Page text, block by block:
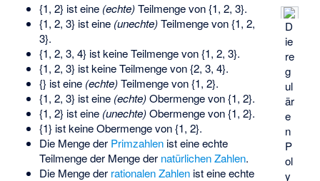
D
ie
re
g
ul
är
e
n
P
ol
y
{1, 2} ist eine (echte)Teilmenge von {1, 2, 3}.
{1, 2, 3} ist eine (unechte)Teilmenge von {1, 2,
3}.
{1, 2, 3, 4} ist keine Teilmenge von {1, 2, 3}.
{1, 2, 3} ist keine Teilmenge von {2, 3, 4}.
{} ist eine (echte)Teilmenge von {1, 2}.
{1, 2, 3} ist eine (echte)Obermenge von {1, 2}.
{1, 2} ist eine (unechte)Obermenge von {1, 2}.
{1} ist keine Obermenge von {1, 2}.
Die Menge der Primzahlenist eine echte
Teilmenge der Menge der natürlichen Zahlen.
Die Menge der rationalen Zahlenist eine echte